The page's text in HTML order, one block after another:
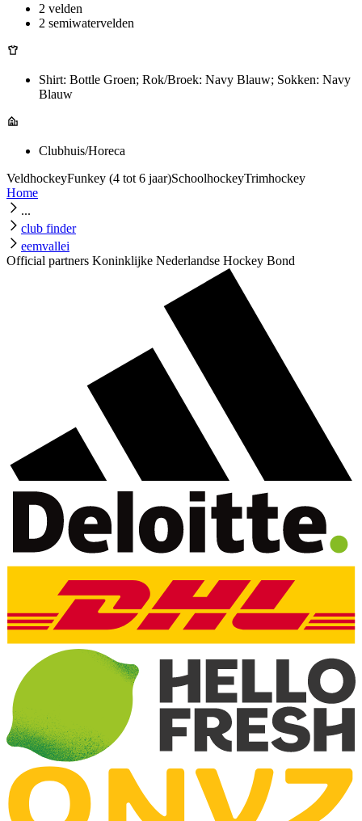
2 velden
2 semiwatervelden
Shirt: Bottle Groen; Rok/Broek: Navy Blauw; Sokken: Navy
Blauw
Clubhuis/Horeca
VeldhockeyFunkey (4 tot 6 jaar)SchoolhockeyTrimhockey
Home
...
club finder
eemvallei
Official partners Koninklijke Nederlandse Hockey Bond